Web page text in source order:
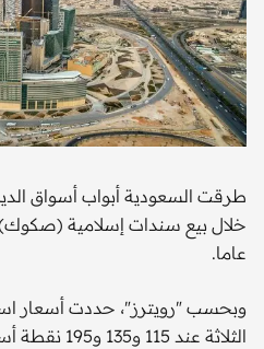
طرقت السعودية أبواب أسواق
عاما.
وبحسب "رويترز"، حددت أسعار
الثلاثة عند